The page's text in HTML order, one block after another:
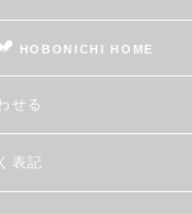
HOBONICHI HOME
せる
表記